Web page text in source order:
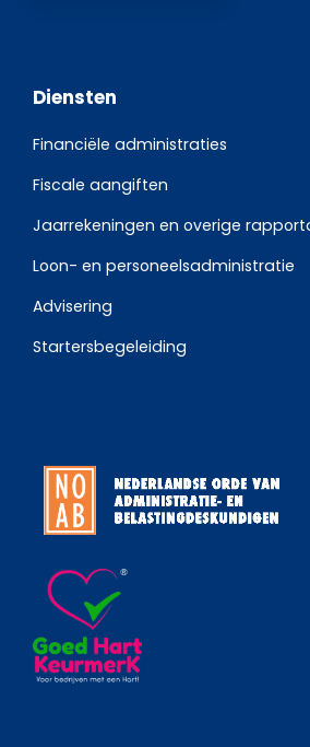
Diensten
Financiële administraties
Fiscale aangiften
Jaarrekeningen en overige
Loon- en personeelsadministratie
Advisering
Startersbegeleiding